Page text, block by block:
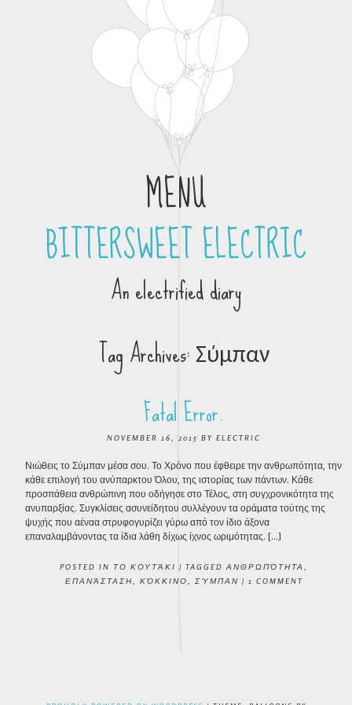
MENU
Skip to contentBITTERSWEET ELECTRIC
An electrified diary
Tag Archives:Σύμπαν
Fatal Error.
NOVEMBER 16, 2015 BY ELECTRIC
Νιώθεις το Σύμπαν μέσα σου. Το Χρόνο που έφθειρε την ανθρωπότητα, την
κάθε επιλογή του ανύπαρκτου Όλου, της ιστορίας των πάντων. Κάθε
προσπάθεια ανθρώπινη που οδήγησε στο Τέλος, στη συγχρονικότητα της
ανυπαρξίας. Συγκλίσεις ασυνείδητου συλλέγουν τα οράματα τούτης της
ψυχής που αέναα στρυφογυρίζει γύρω από τον ίδιο άξονα
επαναλαμβάνοντας τα ίδια λάθη δίχως ίχνος ωριμότητας. […]
POSTED IN ΤΟ ΚΟΥΤΆΚΙ | TAGGED ΑΝΘΡΩΠΌΤΗΤΑ
ΕΠΑΝΆΣΤΑΣΗ
ΚΌΚΚΙΝΟ ΣΎΜΠΑΝ | 1 COMMENT
POST NAVIGATION